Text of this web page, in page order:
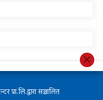
प्रा.लि.द्वारा सञ्चालित